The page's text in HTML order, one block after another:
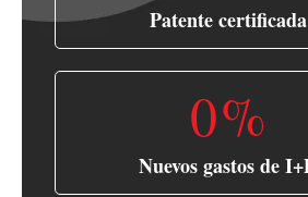
Patente certificada
Nuevos gastos de
0%